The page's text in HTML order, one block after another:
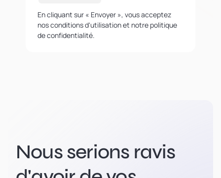
En cliquant sur « Envoyer », vous acceptez
nos conditions d'utilisation et notre politique
de confidentialité.
Nous serions ravis